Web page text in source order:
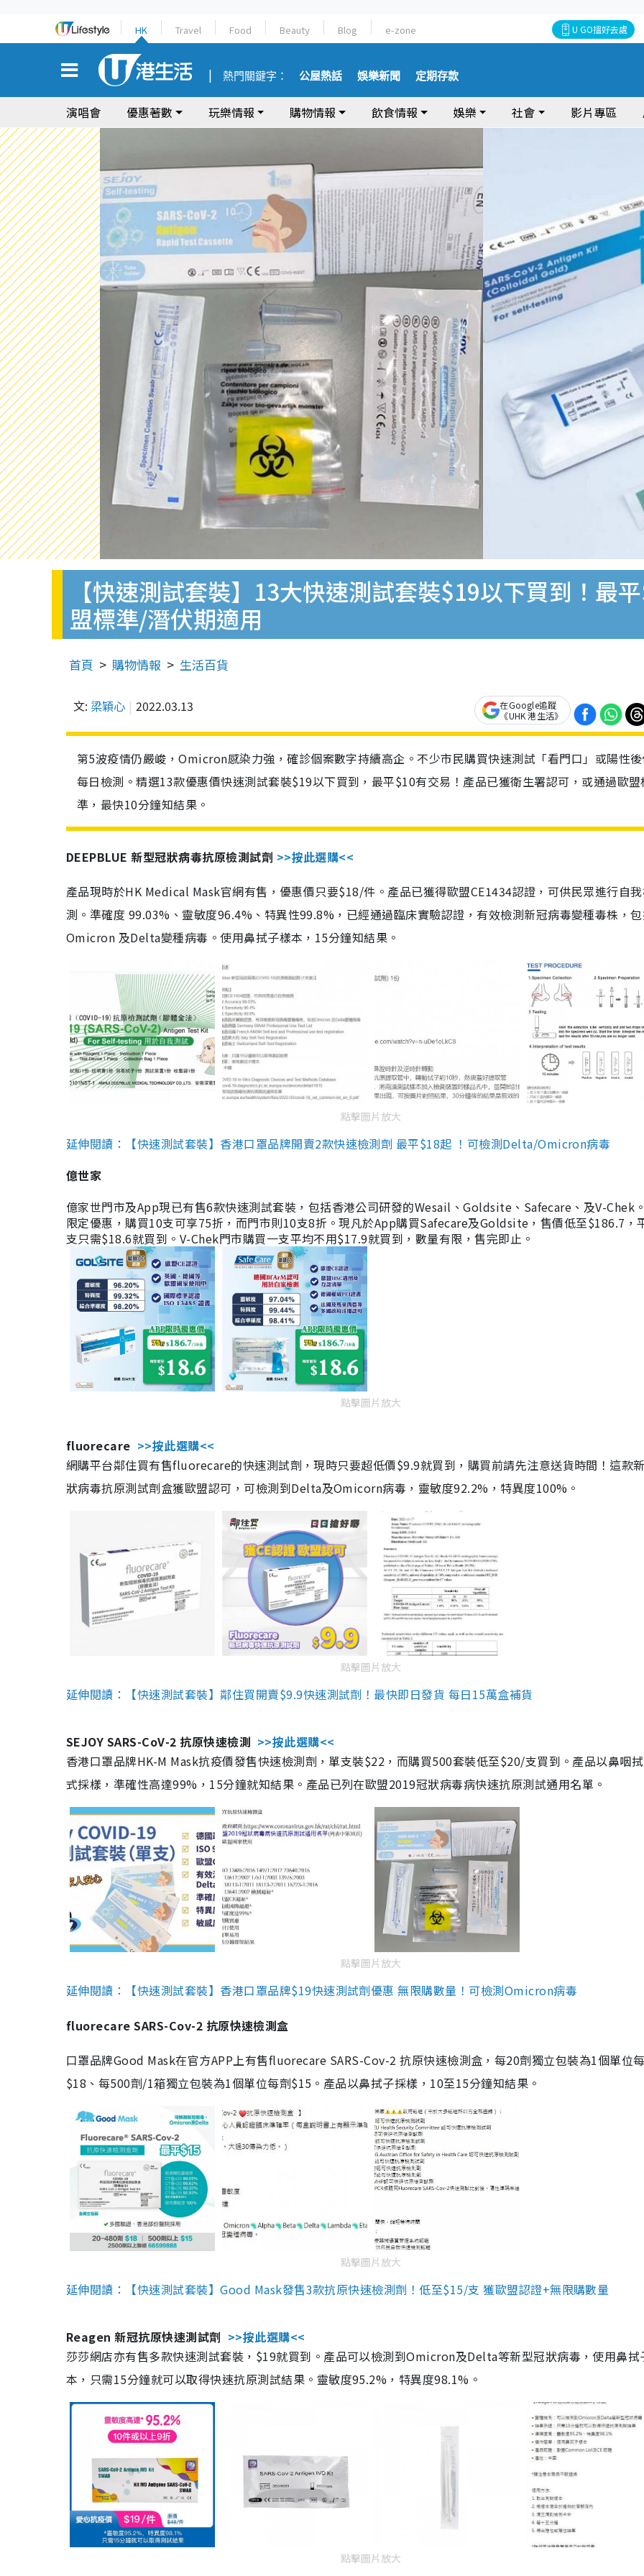
HK Travel Food Beauty Blog e-zone U GO搵好去處
熱門關鍵字： 公屋熱話 娛樂新聞 定期存款
演唱會 優惠著數 玩樂情報 購物情報 飲食情報 娛樂 社會 影片專區
【快速測試套裝】13大快速測試套裝$19以下買到！最
盟標準/潛伏期適用
首頁 購物情報 生活百貨
文: 梁穎心 2022.03.13
在Google追蹤
《UHK 港生活》
第5波疫情仍嚴峻，Omicron感染力強，確診個案數字持續高企。不少市民購買快速測試「看門口」或陽性
每日檢測。精選13款優惠價快速測試套裝$19以下買到，最平$10有交易！產品已獲衛生署認可，或通過歐盟
準，最快10分鐘知結果。
DEEPBLUE 新型冠狀病毒抗原檢測試劑 >>按此選購<<
產品現時於HK Medical Mask官網有售，優惠價只要$18/件。產品已獲得歐盟CE1434認證，可供民眾進行自
測。準確度 99.03%、靈敏度96.4%、特異性99.8%，已經通過臨床實驗認證，有效檢測新冠病毒變種毒株，
Omicron 及Delta變種病毒。使用鼻拭子樣本，15分鐘知結果。
點擊圖片放大
延伸閱讀：【快速測試套裝】香港口罩品牌開賣2款快速檢測劑 最平$18起 ！可檢測Delta/Omicron病毒
億世家
億家世門市及App現已有售6款快速測試套裝，包括香港公司研發的Wesail、Goldsite、Safecare、及V-Chek
限定優惠，購買10支可享75折，而門市則10支8折。現凡於App購買Safecare及Goldsite，售價低至$186.7，
支只需$18.6就買到。V-Chek門市購買一支平均不用$17.9就買到，數量有限，售完即止。
點擊圖片放大
fluorecare >>按此選購<<
網購平台鄰住買有售fluorecare的快速測試劑，現時只要超低價$9.9就買到，購買前請先注意送貨時間！這款
狀病毒抗原測試劑盒獲歐盟認可，可檢測到Delta及Omicorn病毒，靈敏度92.2%，特異度100%。
點擊圖片放大
延伸閱讀：【快速測試套裝】鄰住買開賣$9.9快速測試劑！最快即日發貨 每日15萬盒補貨
SEJOY SARS-CoV-2 抗原快速檢測 >>按此選購<<
香港口罩品牌HK-M Mask抗疫價發售快速檢測劑，單支裝$22，而購買500套裝低至$20/支買到。產品以鼻咽
式採樣，準確性高達99%，15分鐘就知結果。產品已列在歐盟2019冠狀病毒病快速抗原測試通用名單。
點擊圖片放大
延伸閱讀：【快速測試套裝】香港口罩品牌$19快速測試劑優惠 無限購數量！可檢測Omicron病毒
fluorecare SARS-Cov-2 抗原快速檢測盒
口罩品牌Good Mask在官方APP上有售fluorecare SARS-Cov-2 抗原快速檢測盒，每20劑獨立包裝為1個單位
$18、每500劑/1箱獨立包裝為1個單位每劑$15。產品以鼻拭子採樣，10至15分鐘知結果。
點擊圖片放大
延伸閱讀：【快速測試套裝】Good Mask發售3款抗原快速檢測劑！低至$15/支 獲歐盟認證+無限購數量
Reagen 新冠抗原快速測試劑 >>按此選購<<
莎莎網店亦有售多款快速測試套裝，$19就買到。產品可以檢測到Omicron及Delta等新型冠狀病毒，使用鼻拭
本，只需15分鐘就可以取得快速抗原測試結果。靈敏度95.2%，特異度98.1%。
點擊圖片放大